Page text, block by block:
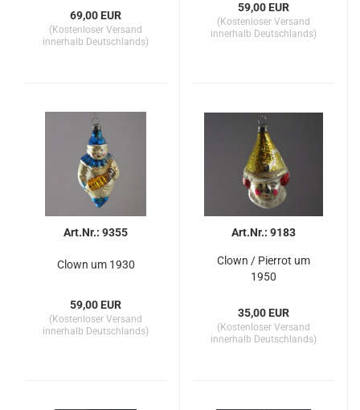
69,00 EUR
(Kostenloser Versand
innerhalb Deutschlands)
59,00 EUR
(Kostenloser Versand
innerhalb Deutschlands)
Art.Nr.: 9355
Clown um 1930
59,00 EUR
(Kostenloser Versand
innerhalb Deutschlands)
Art.Nr.: 9183
Clown / Pierrot um
1950
35,00 EUR
(Kostenloser Versand
innerhalb Deutschlands)